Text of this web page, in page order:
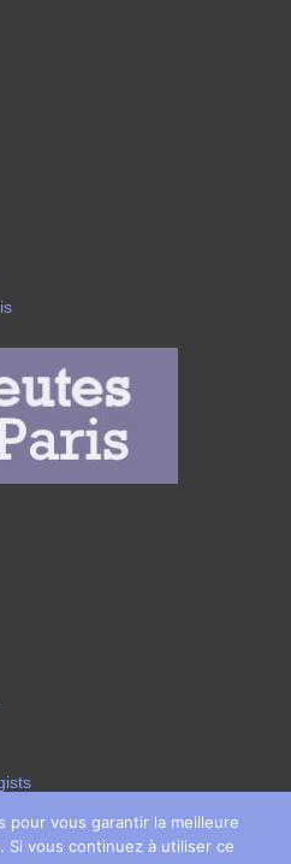
pour vous garantir la meilleure
vous continuez à utiliser ce